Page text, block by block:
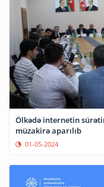
Ölkədə internetin
müzakirə aparılıb
01-05-2024